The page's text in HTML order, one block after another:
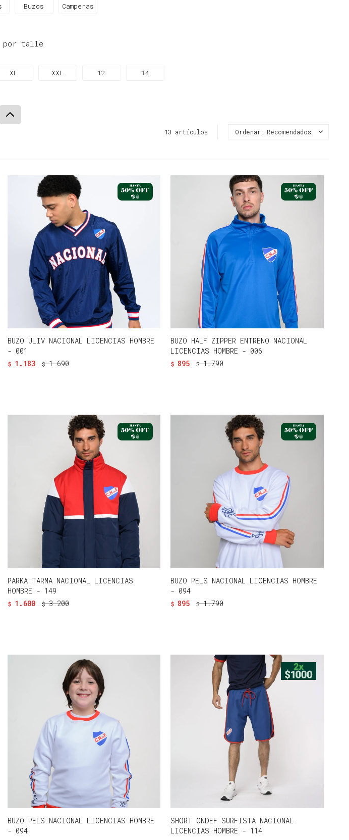
Buzos Camperas
por talle
XL XXL 12 14
13 artículos Recomendados
BUZO ULIV NACIONAL LICENCIAS HOMBRE
- 001
$ 1.183 $ 1.690
BUZO HALF ZIPPER ENTRENO NACIONAL
LICENCIAS HOMBRE - 006
$ 895 $ 1.790
PARKA TARMA NACIONAL LICENCIAS
HOMBRE - 149
$ 1.600 $ 3.200
BUZO PELS NACIONAL LICENCIAS HOMBRE
- 094
$ 895 $ 1.790
BUZO PELS NACIONAL LICENCIAS HOMBRE
- 094
SHORT CNDEF SURFISTA NACIONAL
LICENCIAS HOMBRE - 114